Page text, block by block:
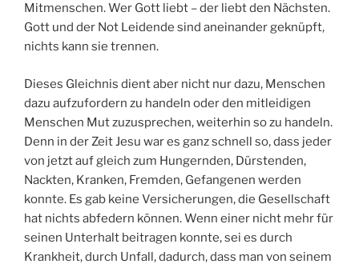
Mitmenschen. Wer Gott liebt – der liebt den Nächsten.
Gott und der Not Leidende sind aneinander geknüpft,
nichts kann sie trennen.
Dieses Gleichnis dient aber nicht nur dazu, Menschen
dazu aufzufordern zu handeln oder den mitleidigen
Menschen Mut zuzusprechen, weiterhin so zu handeln.
Denn in der Zeit Jesu war es ganz schnell so, dass jeder
von jetzt auf gleich zum Hungernden, Dürstenden,
Nackten, Kranken, Fremden, Gefangenen werden
konnte. Es gab keine Versicherungen, die Gesellschaft
hat nichts abfedern können. Wenn einer nicht mehr für
seinen Unterhalt beitragen konnte, sei es durch
Krankheit, durch Unfall, dadurch, dass man von seinem